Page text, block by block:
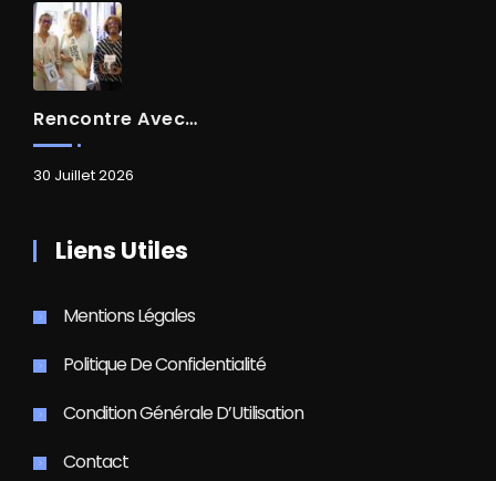
Rencontre Avec Madame Isabelle FAMARO
30 Juillet 2026
Liens Utiles
Mentions Légales
Politique De Confidentialité
Condition Générale D’Utilisation
Contact